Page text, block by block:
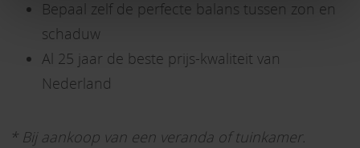
Bepaal zelf de perfecte balans tussen zon en
schaduw
Al 25 jaar de beste prijs-kwaliteit van
Nederland
* Bij aankoop van een veranda of tuinkamer.